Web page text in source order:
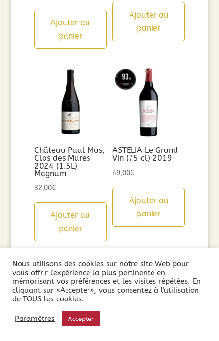
initial
était :
actuel
est :
Ajouter au
panier
Ajouter au
panier
Château Paul Mas,
Clos des Mures
2024 (1.5L)
Magnum
32,00€
Ajouter au
panier
ASTELIA Le Grand
Vin (75 cl) 2019
49,00€
Ajouter au
panier
Nous utilisons des cookies sur notre site Web pour
vous offrir l'expérience la plus pertinente en
mémorisant vos préférences et les visites répétées. En
cliquant sur «Accepter», vous consentez à l'utilisation
de TOUS les cookies.
Paramètres Accepter